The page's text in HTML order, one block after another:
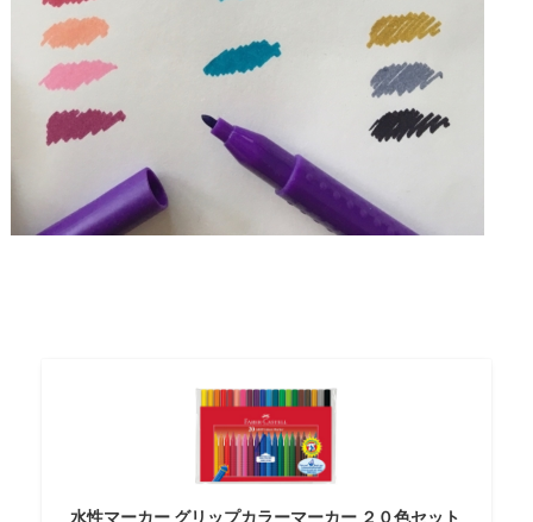
水性マーカー グリップカラーマーカー ２０色セット